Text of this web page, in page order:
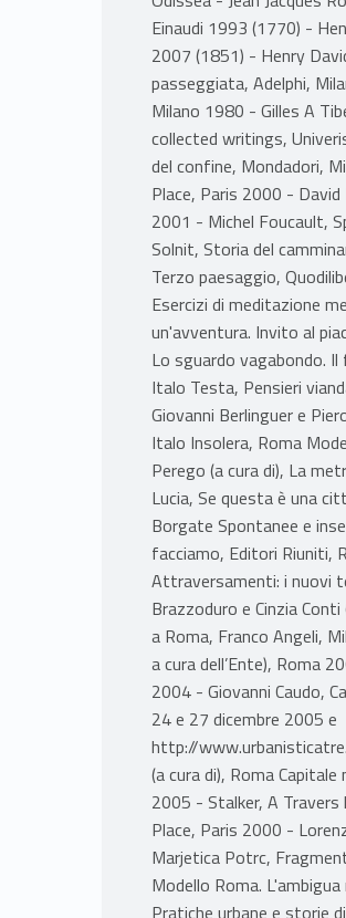
Einaudi 1993 (1770) -
2007 (1851) - Henry
passeggiata, Adelphi,
Milano 1980 - Gilles A
collected writings,
del confine, Mondadori,
Place, Paris 2000 -
2001 - Michel Foucault,
Solnit, Storia del
Terzo paesaggio,
Esercizi di meditazione
un'avventura. Invito al
Lo sguardo vagabondo.
Italo Testa, Pensieri
Giovanni Berlinguer e
Italo Insolera, Roma
Perego (a cura di), La
Lucia, Se questa è una
Borgate Spontanee e
facciamo, Editori Riuniti,
Attraversamenti: i nuovi
Brazzoduro e Cinzia
a Roma, Franco Angeli,
a cura dell’Ente), Roma
2004 - Giovanni Caudo,
24 e 27 dicembre 2005 e
http://
(a cura di), Roma
2005 - Stalker, A
Place, Paris 2000 -
Marjetica Potrc,
Modello Roma.
Pratiche urbane e storie